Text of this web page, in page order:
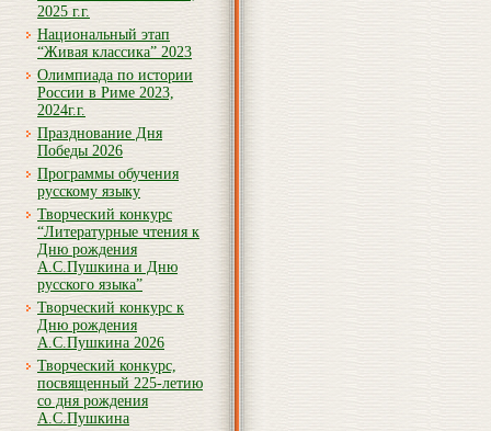
2025 г.г.
Национальный этап
“Живая классика” 2023
Олимпиада по истории
России в Риме 2023,
2024г.г.
Празднование Дня
Победы 2026
Программы обучения
русскому языку
Творческий конкурс
“Литературные чтения к
Дню рождения
А.С.Пушкина и Дню
русского языка”
Творческий конкурс к
Дню рождения
А.С.Пушкина 2026
Творческий конкурс,
посвященный 225-летию
со дня рождения
А.С.Пушкина